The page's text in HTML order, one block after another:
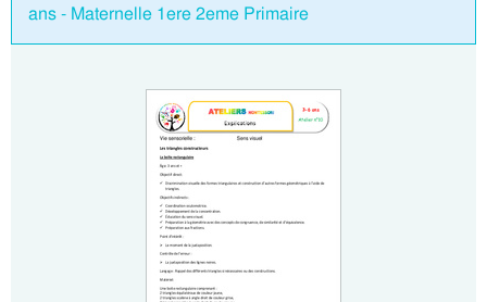
ans - Maternelle 1ere 2eme Primaire